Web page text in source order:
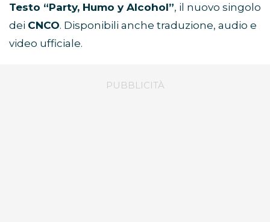
Testo “Party, Humo y Alcohol”, il nuovo singolo
dei CNCO. Disponibili anche traduzione, audio e
video ufficiale.